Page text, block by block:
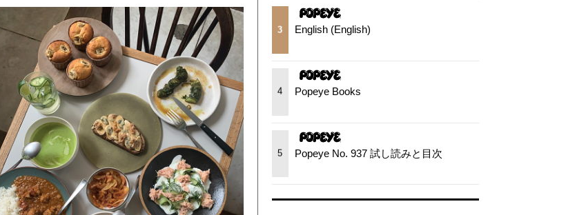
3 English (English)
4 Popeye Books
5 Popeye No. 937 試し読みと目次